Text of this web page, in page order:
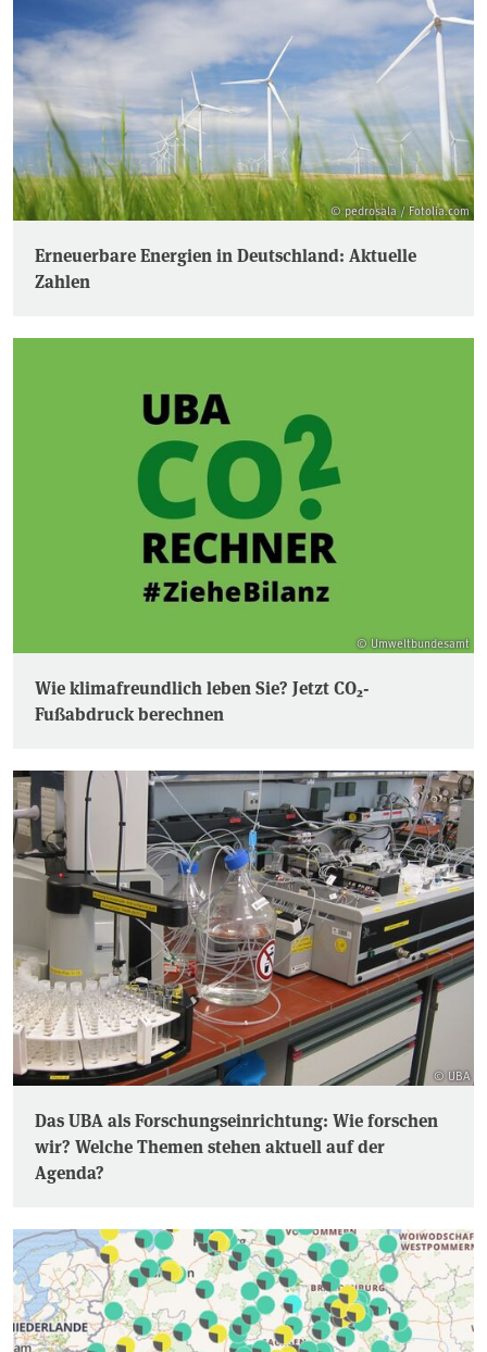
© pedrosala / Fotolia.com
Erneuerbare Energien in Deutschland: Aktuelle
Zahlen
© Umweltbundesamt
Wie klimafreundlich leben Sie? Jetzt CO₂-
Fußabdruck berechnen
© UBA
Das UBA als Forschungseinrichtung: Wie forschen
wir? Welche Themen stehen aktuell auf der
Agenda?